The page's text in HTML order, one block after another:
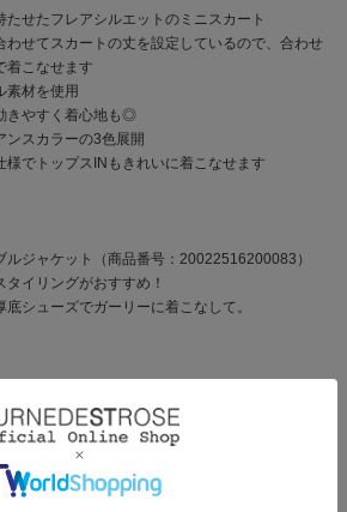
たせたフレアシルエットのミニスカート
わせてスカートの丈を設定しているので、合わせ
着こなせます
素材を使用
きやすく着心地も◎
ンスカラーの3色展開
様でトップスINもきれいに着こなせます
ルジャケット（商品番号：20022516200083）
イリングがおすすめ！
シューズでガーリーに着こなして。